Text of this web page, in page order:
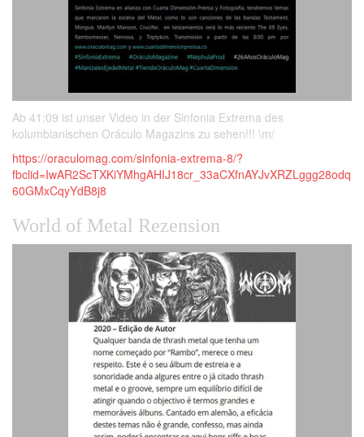
Ab 41:09 ist unser Video in der Sinfonia Extrema des
kolumbianischen Oráculo Magazins zu sehen!!! \m/
https://oraculomag.com/sinfonia-extrema-8/?
fbclid=IwAR2ScTXKiYMhgAHIJ18cr_33aCXfnAYJvXRZLggg28odq
60GMxCqyYdB8j8
World of Metal Rezension